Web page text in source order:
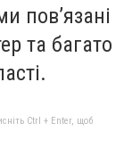
пов’язані
та багато
Ctrl + Enter, щоб